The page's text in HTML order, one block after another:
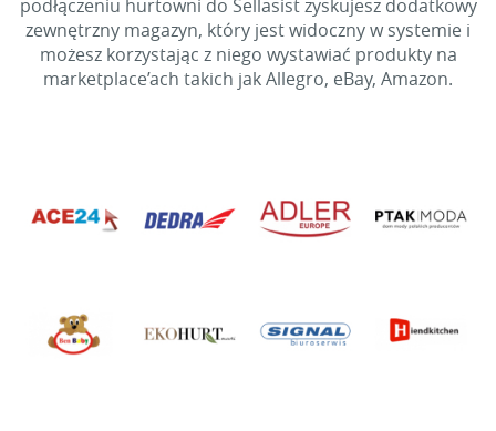
podłączeniu hurtowni do Sellasist zyskujesz dodatkowy
zewnętrzny magazyn, który jest widoczny w systemie i
możesz korzystając z niego wystawiać produkty na
marketplace’ach takich jak Allegro, eBay, Amazon.